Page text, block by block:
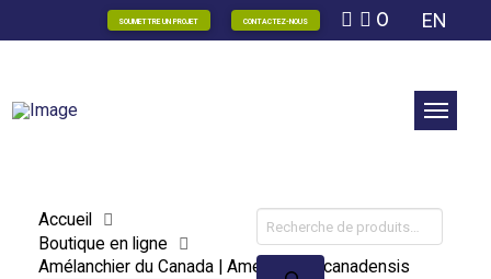
SOUMETTRE UN PROJET CONTACTEZ-NOUS 0 EN
Accueil
Boutique en ligne
Amélanchier du Canada | Amelanchier canadensis
Recherche